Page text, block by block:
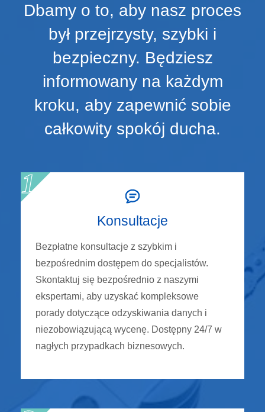
Dbamy o to, aby nasz proces
był przejrzysty, szybki i
bezpieczny. Będziesz
informowany na każdym
kroku, aby zapewnić sobie
całkowity spokój ducha.
Konsultacje
Bezpłatne konsultacje z szybkim i
bezpośrednim dostępem do specjalistów.
Skontaktuj się bezpośrednio z naszymi
ekspertami, aby uzyskać kompleksowe
porady dotyczące odzyskiwania danych i
niezobowiązującą wycenę. Dostępny 24/7 w
nagłych przypadkach biznesowych.